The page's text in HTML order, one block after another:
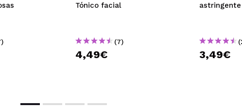
Tónico facial
(7)
4,49€
astringente
3,49€